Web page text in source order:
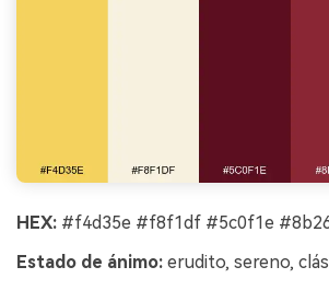
HEX: #f4d35e #f8f1df #5c0f1e
Estado de ánimo: erudito, sereno,